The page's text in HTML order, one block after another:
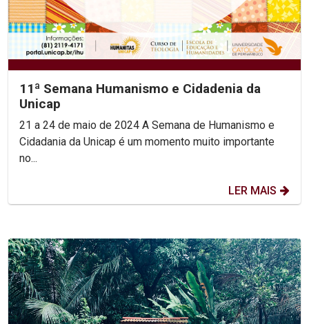
11ª Semana Humanismo e Cidadenia da
Unicap
21 a 24 de maio de 2024 A Semana de Humanismo e
Cidadania da Unicap é um momento muito importante
no...
LER MAIS